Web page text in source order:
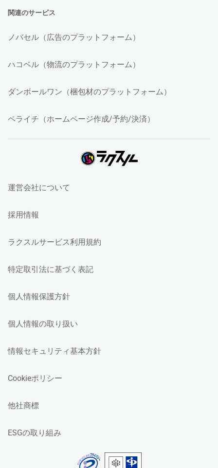
関連のサービス
ノバセル（広告のプラットフォーム）
ハコベル（物流のプラットフォーム）
ダンボールワン（梱包材のプラットフォーム）
ペライチ（ホームページ作成/予約/決済）
運営会社について
採用情報
ラクスルサービス利用規約
特定取引法に基づく表記
個人情報保護方針
個人情報の取り扱い
情報セキュリティ基本方針
Cookieポリシー
他社商標
ESGの取り組み